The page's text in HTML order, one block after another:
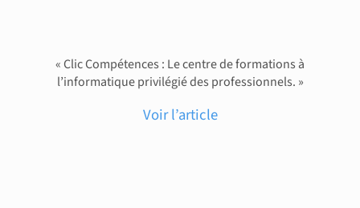
« Clic Compétences : Le centre de formations à
l’informatique privilégié des professionnels. »
Voir l’article